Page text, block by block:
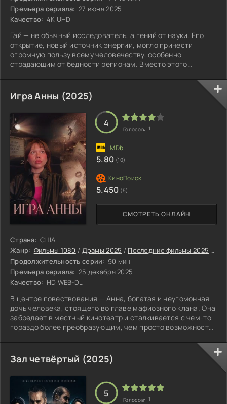
Премьера сериала: 27 июня 2025
Качество: 4K UHD
Гай — не обычный исследователь, а гений от науки. Его
открытие, новый источник энергии, могло принести
огромную пользу всему человечеству, особенно
страдающим от бедности регионам. Вместо этого
её в собственных целях. Столкнувшись с таким
поворотом, Гай отказался сотрудничать. Он понимал, что
должен скрыться. Учёный кардинально изменил жизнь,
переехав в удалённую деревню в Европе и взяв новое
имя. На новом месте он занялся строительством
Игра Анны (2025)
Страна: США
Жанр: Фильмы 1080 / Драмы 2025 / Последние фильмы 2025
Продолжительность серии: 90 мин
Премьера сериала: 25 декабря 2025
Качество: HD WEB-DL
В центре повествования — Анна, богатая и неугомонная
дочь человека, стоящего во главе мафиозного клана. Она
забредает в местный кинотеатр и сталкивается с чем-то
гораздо более преобразующим, чем просто возможность
погружает Анну в судьбу Карла, разведённого художника,
который задыхается из-за груза своих ошибок. История
Карла служит Анне отражением её собственной пустоты,
причём настолько точным, что она не в силах его
игнорировать. Картина во
СМОТРЕТЬ ОНЛАЙН
4
Голосов: 1
5.80 (10)
5.450 (5)
Зал четвёртый (2025)
5
Голосов: 1